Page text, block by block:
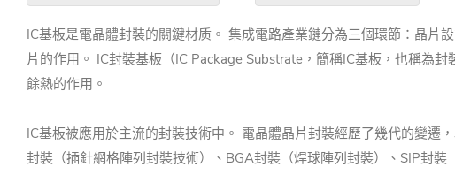
IC基板是電晶體封裝的關鍵材质。 集成電路產業鏈分為三個環節：晶片
片的作用。 IC封裝基板（IC Package Substrate，簡稱IC基板，也稱為
餘熱的作用。
IC基板被應用於主流的封裝技術中。 電晶體晶片封裝經歷了幾代的變遷
封裝（插針網格陣列封裝技術）、BGA封裝（焊球陣列封裝）、SIP封